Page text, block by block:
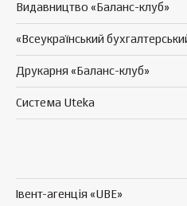
Видавництво «Баланс-клуб»
«Всеукраїнський
Друкарня «Баланс-клуб»
Система Uteka
Івент-агенція «UBE»